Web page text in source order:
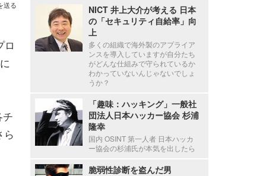
送る
ロ
ら
NICT 井上大介が考える 日本
の「セキュリティ自給率」向
上
多くの組織で海外製のアプライア
ンスを導入していますが自分たち
がどんな仕組みで守られているか
わかっていないんじゃないでしょ
うか？
「趣味：ハッキング」一般社
団法人日本ハッカー協会 杉浦
隆幸
国内 OSINT 第一人者 日本ハッカ
ー協会の杉浦氏が本気を出したら
脆弱性診断を盗んだ男